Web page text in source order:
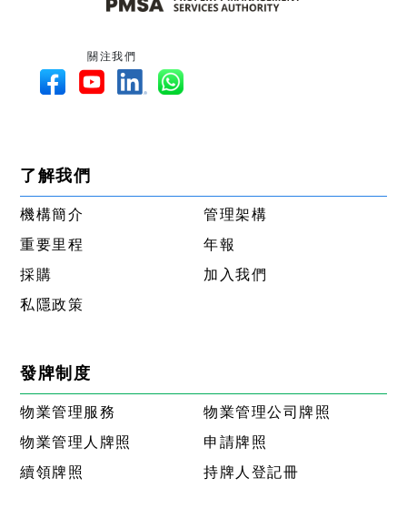
關注我們
了解我們
機構簡介
管理架構
重要里程
年報
採購
加入我們
私隱政策
發牌制度
物業管理服務
物業管理公司牌照
物業管理人牌照
申請牌照
續領牌照
持牌人登記冊